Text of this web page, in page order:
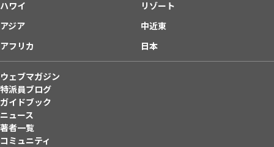
ハワイ
リゾート
アジア
中近東
アフリカ
日本
ウェブマガジン
特派員ブログ
ガイドブック
ニュース
著者一覧
コミュニティ